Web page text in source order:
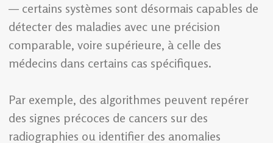
— certains systèmes sont désormais capables de
détecter des maladies avec une précision
comparable, voire supérieure, à celle des
médecins dans certains cas spécifiques.
Par exemple, des algorithmes peuvent repérer
des signes précoces de cancers sur des
radiographies ou identifier des anomalies